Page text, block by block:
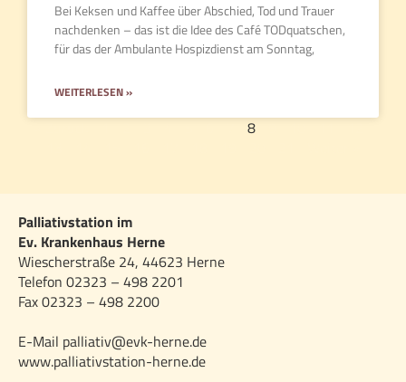
Bei Keksen und Kaffee über Abschied, Tod und Trauer
nachdenken – das ist die Idee des Café TODquatschen,
für das der Ambulante Hospizdienst am Sonntag,
WEITERLESEN »
8
Palliativstation im
Ev. Krankenhaus Herne
Wiescherstraße 24, 44623 Herne
Telefon 02323 – 498 2201
Fax 02323 – 498 2200
E-Mail palliativ@evk-herne.de
www.palliativstation-herne.de